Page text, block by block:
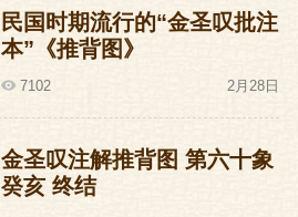
民国时期流行的“金圣叹批注
本”《推背图》
7102 2月28日
金圣叹注解推背图 第六十象
癸亥 终结